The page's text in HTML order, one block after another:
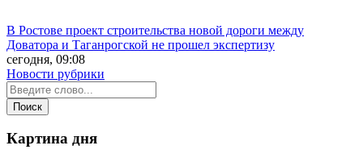
В Ростове проект строительства новой дороги между
Доватора и Таганрогской не прошел экспертизу
сегодня, 09:08
Новости рубрики
Картина дня